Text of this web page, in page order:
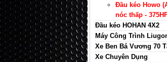
Đầu kéo Howo
nóc thấp -
Đầu kéo HOHAN 4X2
Máy Công Trình
Xe Ben Bá Vương 70
Xe Chuyên Dụng